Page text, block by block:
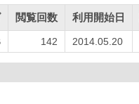
閲覧回数 利用開始日
142 2014.05.20